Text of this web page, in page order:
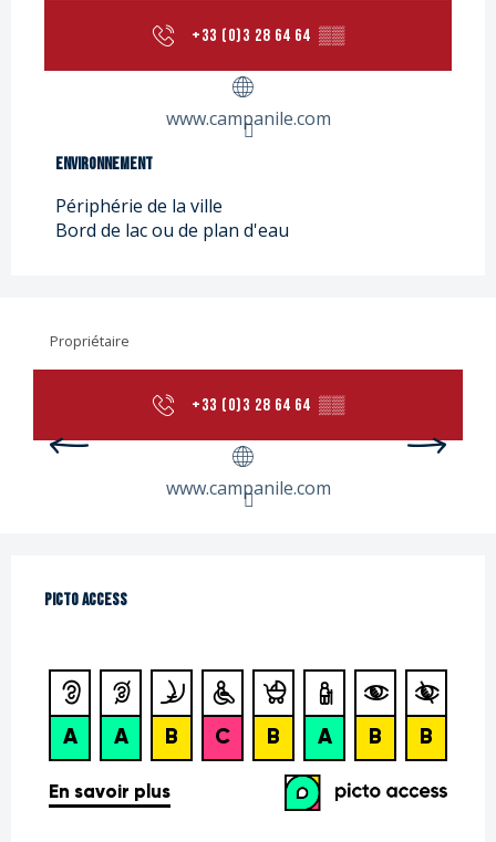
+33 (0)3 28 64 64 ▒▒
www.campanile.com
Environnement
Environnement
Périphérie de la ville
Bord de lac ou de plan d'eau
Propriétaire
+33 (0)3 28 64 64 ▒▒
www.campanile.com
Picto Access
Picto Access